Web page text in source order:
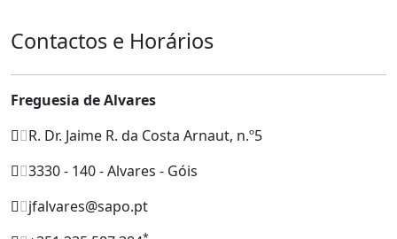
Contactos e Horários
Freguesia de Alvares
R. Dr. Jaime R. da Costa Arnaut, n.º5
3330 - 140 - Alvares - Góis
jfalvares@sapo.pt